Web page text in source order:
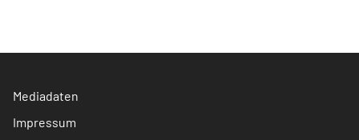
Mediadaten
Impressum